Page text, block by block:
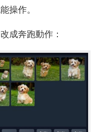
操作。
成奔跑動作：